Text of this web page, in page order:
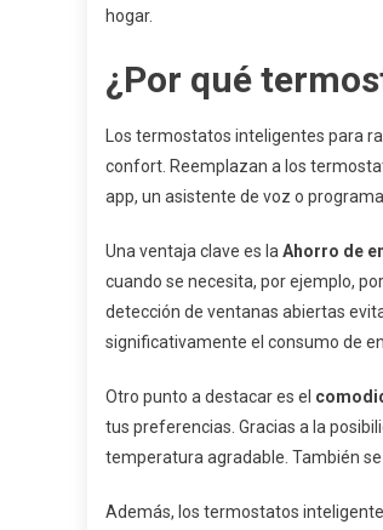
hogar.
¿Por qué
Los termostatos inteligentes para
confort. Reemplazan a los
app, un asistente de voz o
Una ventaja clave es la Ahorro de
cuando se necesita, por ejemplo,
detección de ventanas abiertas
significativamente el consumo de
Otro punto a destacar es el
tus preferencias. Gracias a la
temperatura agradable. También
Además, los termostatos